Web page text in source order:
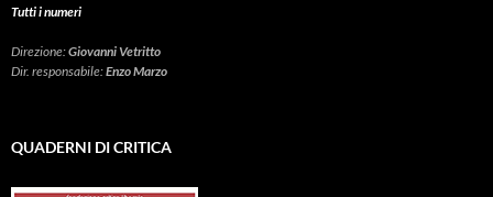
Tutti i numeri
Direzione:Giovanni Vetritto
Dir. responsabile:Enzo Marzo
QUADERNI DI CRITICA